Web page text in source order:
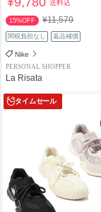
送料込
15%OFF ¥11,579
関税負担なし 返品補償
Nike
PERSONAL SHOPPER
La Risata
タイムセール